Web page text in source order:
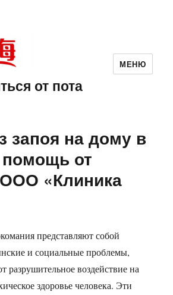
от пота
МЕНЮ
запоя на дому в
от
«Клиника
представляют собой
и социальные проблемы,
разрушительное воздействие на
здоровье человека. Эти